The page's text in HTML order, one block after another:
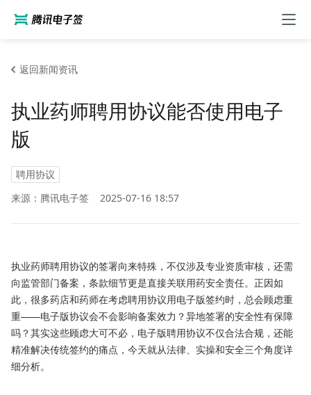
返回新闻资讯
执业药师聘用协议能否使用电子
版
聘用协议
来源：腾讯电子签
2025-07-16 18:57
执业药师聘用协议的签署向来特殊，不仅涉及专业资质审核，还需
向监管部门备案，条款细节更是直接关联用药安全责任。正因如
此，很多药店和药师在考虑聘用协议用电子版签约时，总会顾虑重
重——电子版协议会不会影响备案效力？异地签署的安全性有保障
吗？其实这些顾虑大可不必，电子版聘用协议不仅合法合规，还能
精准解决传统签约的痛点，今天就从法律、实操和安全三个角度详
细分析。